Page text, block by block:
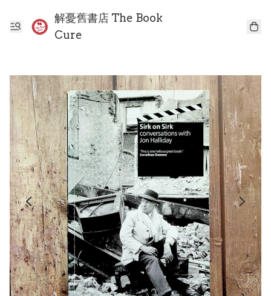
解憂舊書店 The Book
Cure